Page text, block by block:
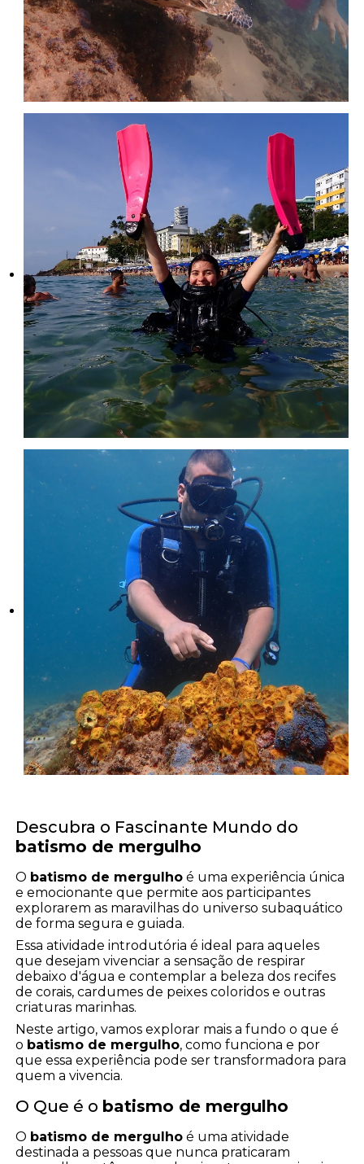
Descubra o Fascinante Mundo do
batismo de mergulho
O batismo de mergulho é uma experiência única
e emocionante que permite aos participantes
explorarem as maravilhas do universo subaquático
de forma segura e guiada.
Essa atividade introdutória é ideal para aqueles
que desejam vivenciar a sensação de respirar
debaixo d'água e contemplar a beleza dos recifes
de corais, cardumes de peixes coloridos e outras
criaturas marinhas.
Neste artigo, vamos explorar mais a fundo o que é
o batismo de mergulho, como funciona e por
que essa experiência pode ser transformadora para
quem a vivencia.
O Que é o batismo de mergulho
O batismo de mergulho é uma atividade
destinada a pessoas que nunca praticaram